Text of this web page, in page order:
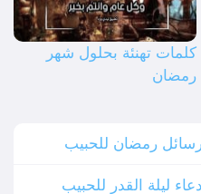
كلمات تهنئة بحلول شهر
رمضان
رمضان للحبيب
دعاء ليلة القدر للحبيب